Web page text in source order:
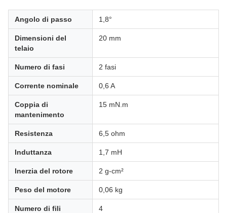
Angolo di passo 1,8°
Dimensioni del
telaio
20 mm
Numero di fasi 2 fasi
Corrente nominale 0,6 A
Coppia di
mantenimento
15 mN.m
Resistenza 6,5 ohm
Induttanza 1,7 mH
Inerzia del rotore 2 g-cm²
Peso del motore 0,06 kg
Numero di fili 4